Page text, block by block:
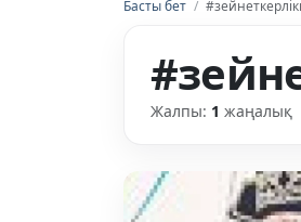
Басты бет /
Жалпы: 1 жаңалық